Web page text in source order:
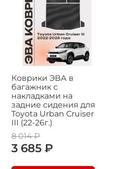
Коврики ЭВА в
багажник с
накладками на
задние сидения для
Toyota Urban Cruiser
III (22-26г.)
8 014 ₽
3 685 ₽